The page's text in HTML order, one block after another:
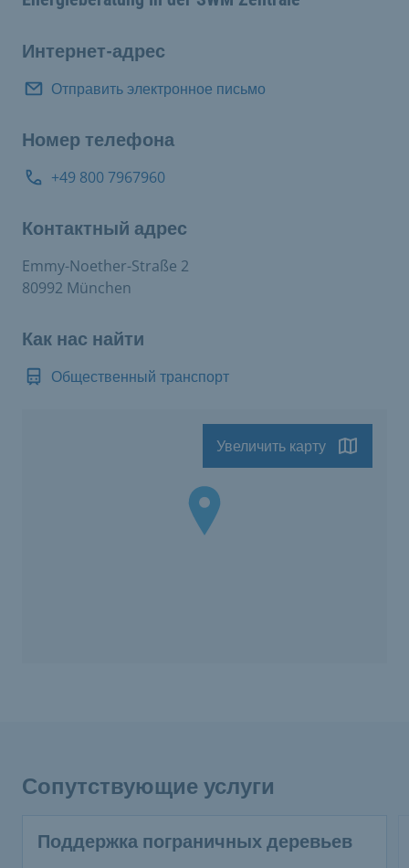
Интернет-адрес
Отправить электронное письмо
Номер телефона
+49 800 7967960
Контактный адрес
Emmy-Noether-Straße 2
80992 München
Как нас найти
Общественный транспорт
Увеличить карту
Сопутствующие услуги
Поддержка пограничных деревьев